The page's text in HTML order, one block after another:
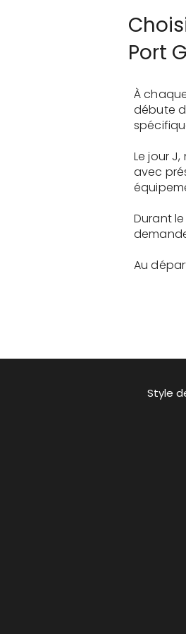
Port
À
débute
Le jour
avec
Durant
Au
Style